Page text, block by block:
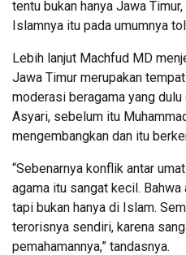
tentu bukan hanya Jawa
Islamnya itu pada umumnya
Lebih lanjut Machfud MD
Jawa Timur merupakan
moderasi beragama yang
Asyari, sebelum itu
mengembangkan dan itu
“Sebenarnya konflik antar
agama itu sangat kecil.
tapi bukan hanya di Islam.
terorisnya sendiri, karena
pemahamannya,” tandasnya.